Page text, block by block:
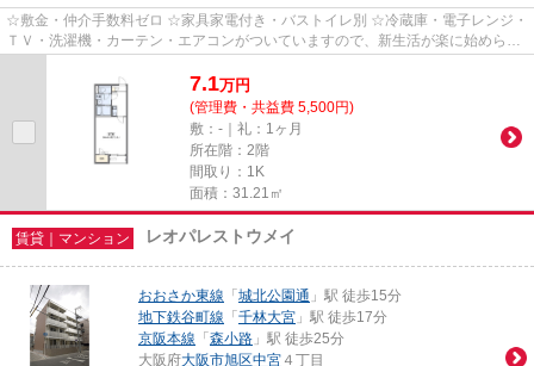
☆敷金・仲介手数料ゼロ ☆家具家電付き・バストイレ別 ☆冷蔵庫・電子レンジ・
ＴＶ・洗濯機・カーテン・エアコンがついていますので、新生活が楽に始められ
7.1万円
(管理費・共益費 5,500円)
敷：-｜礼：1ヶ月
所在階：2階
間取り：1K
面積：31.21㎡
賃貸｜マンション レオパレストウメイ
おおさか東線 「 城北公園通 」駅 徒歩15分
地下鉄谷町線 「 千林大宮 」駅 徒歩17分
京阪本線 「 森小路 」駅 徒歩25分
大阪府大阪市旭区中宮 ４丁目